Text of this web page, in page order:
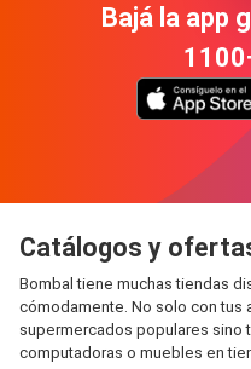
Bajá la app
Catálogos y
Bombal tiene muchas tiendas
cómodamente. No solo con tus
supermercados populares sino
computadoras o muebles en